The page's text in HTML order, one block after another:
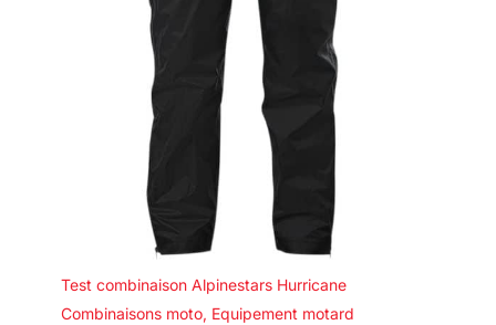
Test combinaison Alpinestars Hurricane
Combinaisons moto, Equipement motard